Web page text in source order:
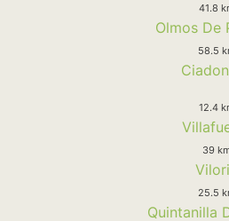
41.8
Olmos De
58.5
12.4
39
25.5
Quintanilla